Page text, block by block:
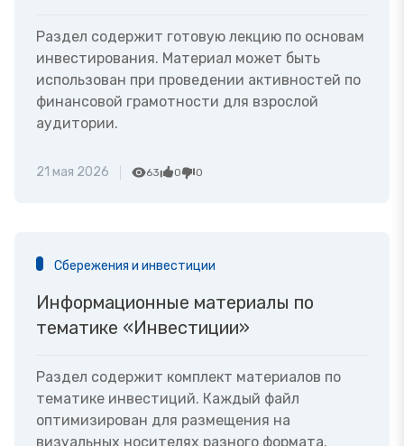
Раздел содержит готовую лекцию по основам
инвестирования. Материал может быть
использован при проведении активностей по
финансовой грамотности для взрослой
аудитории.
21 мая 2026 63 0 0
Сбережения и инвестиции
Информационные материалы по
тематике «Инвестиции»
Раздел содержит комплект материалов по
тематике инвестиций. Каждый файл
оптимизирован для размещения на
визуальных носителях разного формата.